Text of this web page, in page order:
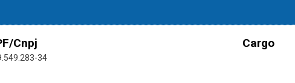
Cnpj
34
Cargo